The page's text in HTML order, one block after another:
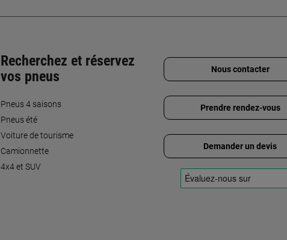
Recherchez et réservez
vos pneus
Pneus 4 saisons
Pneus été
Voiture de tourisme
Camionnette
4x4 et SUV
Nous contacter
Prendre rendez-vous
Demander un devis